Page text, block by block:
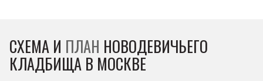
СХЕМА И ПЛАН НОВОДЕВИЧЬЕГО
КЛАДБИЩА В МОСКВЕ